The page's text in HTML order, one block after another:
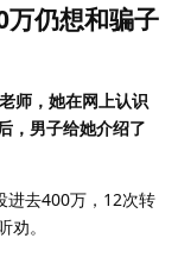
万仍想和骗子
师，她在网上认识
，男子给她介绍了
进去400万，12次转
。